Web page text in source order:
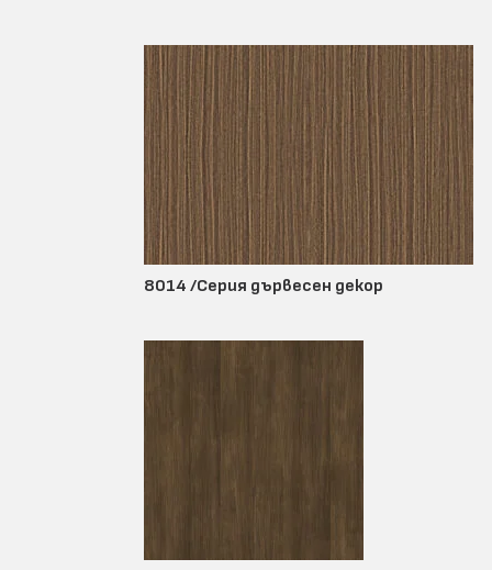
8014 /Серия дървесен декор